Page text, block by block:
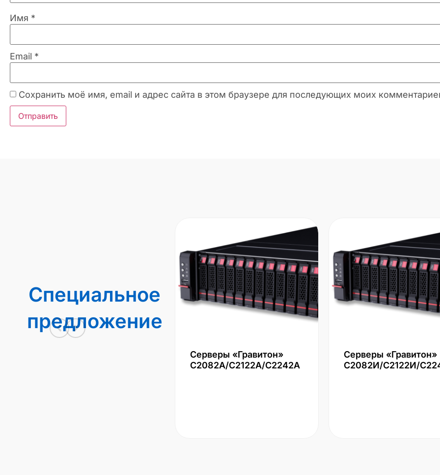
Имя *
Email *
Сохранить моё имя, email и адрес сайта в этом браузере для последующих моих
Специальное
предложение
Серверы «Гравитон»
С2082А/С2122А/С2242А
Серверы «Гравитон»
С2082И/С2122И/